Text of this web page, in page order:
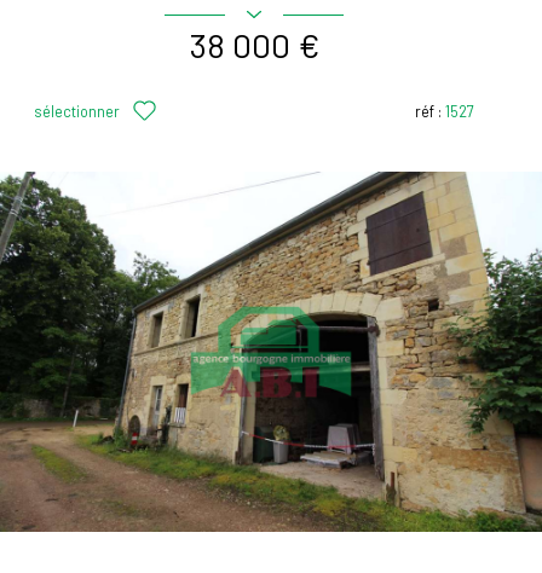
38 000 €
sélectionner réf : 1527